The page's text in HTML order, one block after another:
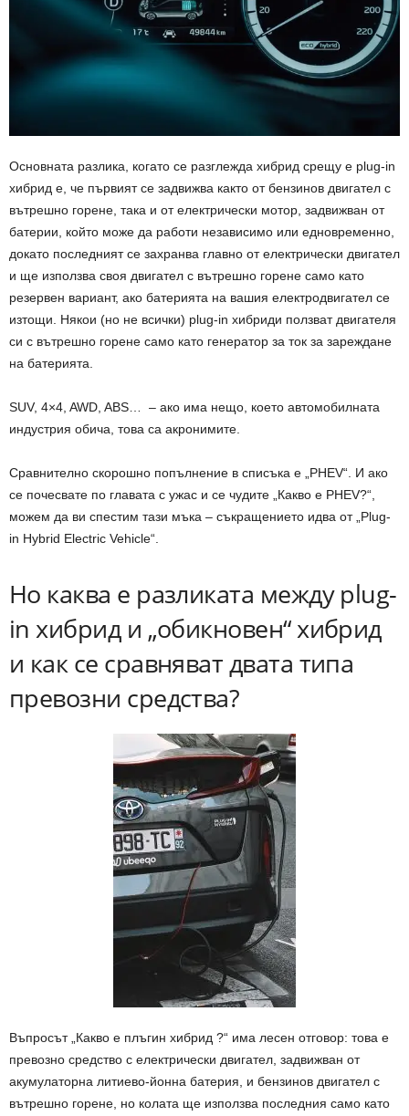
Основната разлика, когато се разглежда хибрид срещу е plug-in
хибрид е, че първият се задвижва както от бензинов двигател с
вътрешно горене, така и от електрически мотор, задвижван от
батерии, който може да работи независимо или едновременно,
докато последният се захранва главно от електрически двигател
и ще използва своя двигател с вътрешно горене само като
резервен вариант, ако батерията на вашия електродвигател се
изтощи. Някои (но не всички) plug-in хибриди ползват двигателя
си с вътрешно горене само като генератор за ток за зареждане
на батерията.
SUV, 4×4, AWD, ABS… – ако има нещо, което автомобилната
индустрия обича, това са акронимите.
Сравнително скорошно попълнение в списъка е „PHEV“. И ако
се почесвате по главата с ужас и се чудите „Какво е PHEV?“, ​​
можем да ви спестим тази мъка – съкращението идва от „Plug-
in Hybrid Electric Vehicle“.
Но каква е разликата между plug-
in хибрид и „обикновен“ хибрид
и как се сравняват двата типа
превозни средства?
Въпросът „Какво е плъгин хибрид ?“ има лесен отговор: това е
превозно средство с електрически двигател, задвижван от
акумулаторна литиево-йонна батерия, и бензинов двигател с
вътрешно горене, но колата ще използва последния само като